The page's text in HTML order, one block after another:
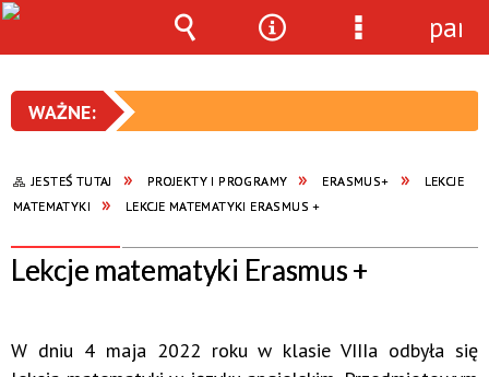
JESTEŚ TUTAJ PROJEKTY I PROGRAMY ERASMUS+
LEKCJE
MATEMATYKI
LEKCJE MATEMATYKI ERASMUS +
Lekcje matematyki Erasmus +
W dniu 4 maja 2022 roku w klasie VIIIa odbyła się
Wyszukiwarka
NarzędziaMenu
szczegółowe